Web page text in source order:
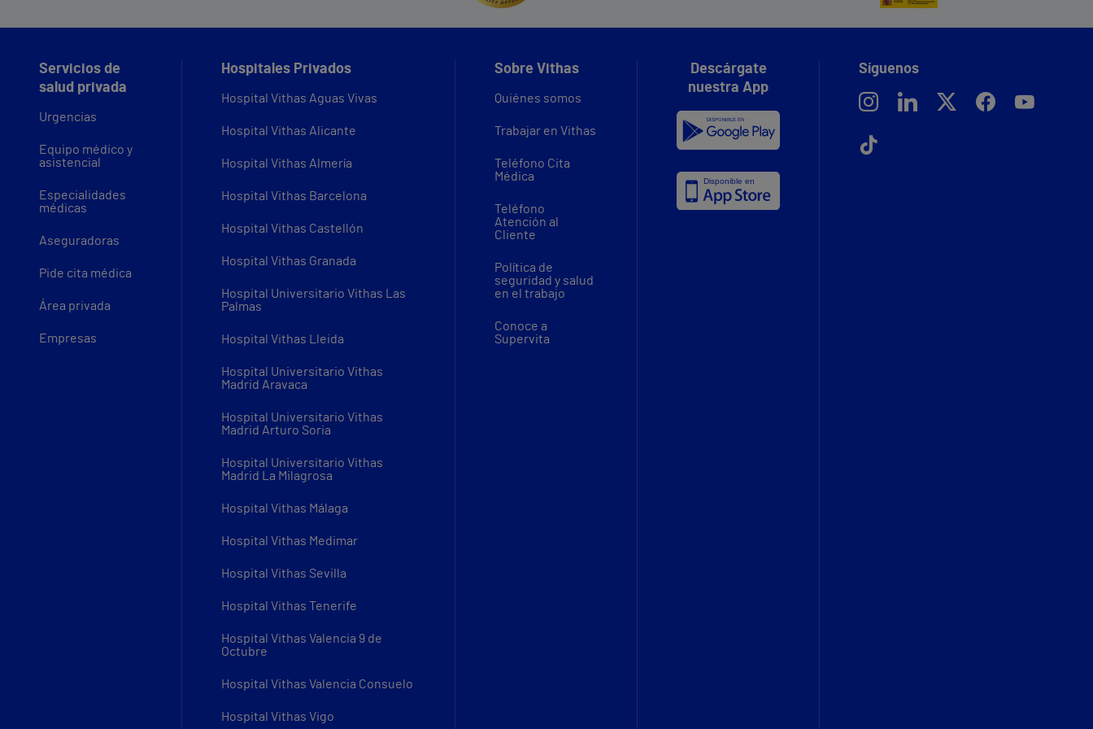
Servicios de
salud privada
Urgencias
Equipo médico y
asistencial
Especialidades
médicas
Aseguradoras
Pide cita médica
Área privada
Empresas
Hospitales Privados
Hospital Vithas Aguas Vivas
Hospital Vithas Alicante
Hospital Vithas Almería
Hospital Vithas Barcelona
Hospital Vithas Castellón
Hospital Vithas Granada
Hospital Universitario Vithas Las
Palmas
Hospital Vithas Lleida
Hospital Universitario Vithas
Madrid Aravaca
Hospital Universitario Vithas
Madrid Arturo Soria
Hospital Universitario Vithas
Madrid La Milagrosa
Hospital Vithas Málaga
Hospital Vithas Medimar
Hospital Vithas Sevilla
Hospital Vithas Tenerife
Hospital Vithas Valencia 9 de
Octubre
Hospital Vithas Valencia Consuelo
Hospital Vithas Vigo
Sobre Vithas
Quiénes somos
Trabajar en Vithas
Teléfono Cita
Médica
Teléfono
Atención al
Cliente
Política de
seguridad y salud
en el trabajo
Conoce a
Supervita
Descárgate
nuestra App
Síguenos